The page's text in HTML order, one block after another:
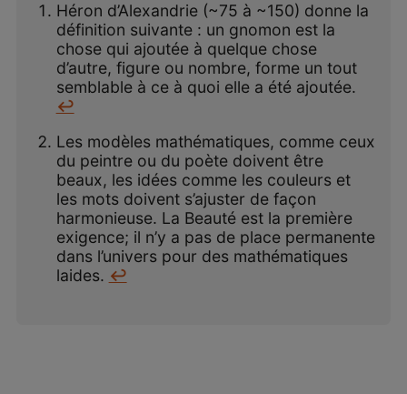
Héron d’Alexandrie (~75 à ~150) donne la
définition suivante : un gnomon est la
chose qui ajoutée à quelque chose
d’autre, figure ou nombre, forme un tout
semblable à ce à quoi elle a été ajoutée.
↩
Les modèles mathématiques, comme ceux
du peintre ou du poète doivent être
beaux, les idées comme les couleurs et
les mots doivent s’ajuster de façon
harmonieuse. La Beauté est la première
exigence; il n’y a pas de place permanente
dans l’univers pour des mathématiques
laides. ↩